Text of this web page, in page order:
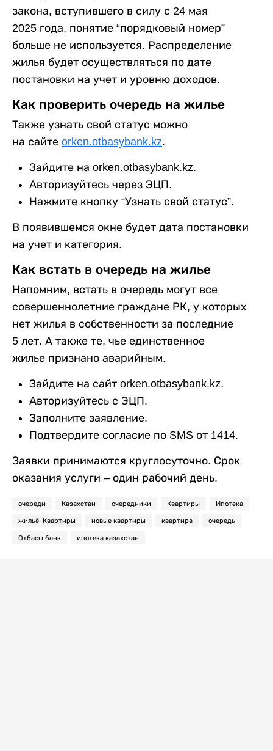
закона, вступившего в силу с 24 мая
2025 года, понятие “порядковый номер”
больше не используется. Распределение
жилья будет осуществляться по дате
постановки на учет и уровню доходов.
Как проверить очередь на жилье
Также узнать свой статус можно
на сайте orken.otbasybank.kz.
Зайдите на orken.otbasybank.kz.
Авторизуйтесь через ЭЦП.
Нажмите кнопку “Узнать свой статус”.
В появившемся окне будет дата постановки
на учет и категория.
Как встать в очередь на жилье
Напомним, встать в очередь могут все
совершеннолетние граждане РК, у которых
нет жилья в собственности за последние
5 лет. А также те, чье единственное
жилье признано аварийным.
Зайдите на сайт orken.otbasybank.kz.
Авторизуйтесь с ЭЦП.
Заполните заявление.
Подтвердите согласие по SMS от 1414.
Заявки принимаются круглосуточно. Срок
оказания услуги – один рабочий день.
очереди Казахстан очередники Квартиры Ипотека
жильё. Квартиры новые квартиры квартира очередь
Отбасы банк ипотека казахстан